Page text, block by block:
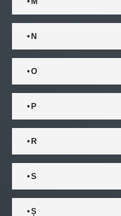
• N
• O
• P
• R
• S
• Ș